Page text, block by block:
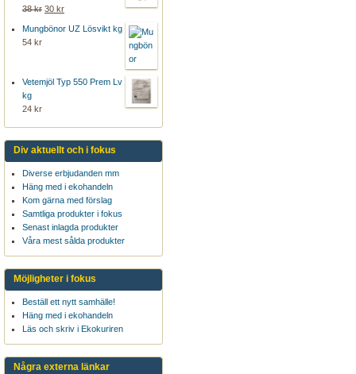
38 kr 30 kr
Mungbönor UZ Lösvikt kg
54 kr
Vetemjöl Typ 550 Prem Lv
kg
24 kr
Div aktuellt och i fokus
Diverse erbjudanden mm
Häng med i ekohandeln
Kom gärna med förslag
Samtliga produkter i fokus
Senast inlagda produkter
Våra mest sålda produkter
Möjligheter i fokus
Beställ ett nytt samhälle!
Häng med i ekohandeln
Läs och skriv i Ekokuriren
Några externa länkar